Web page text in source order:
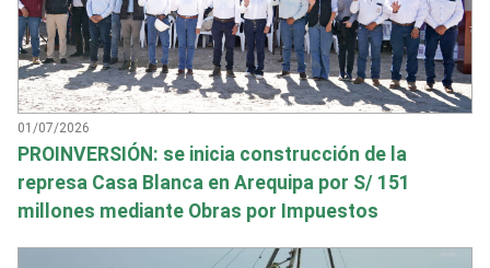
01/07/2026
PROINVERSIÓN: se inicia construcción de la
represa Casa Blanca en Arequipa por S/ 151
millones mediante Obras por Impuestos